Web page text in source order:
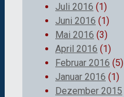
Juli 2016 (1)
Juni 2016 (1)
Mai 2016 (3)
April 2016 (1)
Februar 2016 (5)
Januar 2016 (1)
Dezember 2015